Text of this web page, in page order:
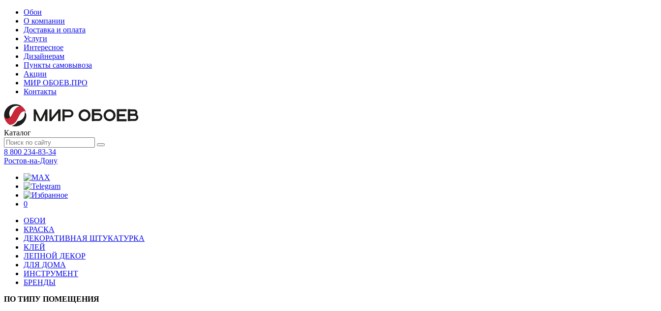
Обои
О компании
Доставка и оплата
Услуги
Интересное
Дизайнерам
Пункты самовывоза
Акции
МИР ОБОЕВ.ПРО
Контакты
Каталог
8 800 234-83-34
Ростов-на-Дону
0
ОБОИ
КРАСКА
ДЕКОРАТИВНАЯ ШТУКАТУРКА
КЛЕЙ
ЛЕПНОЙ ДЕКОР
ДЛЯ ДОМА
ИНСТРУМЕНТ
БРЕНДЫ
ПО ТИПУ ПОМЕЩЕНИЯ